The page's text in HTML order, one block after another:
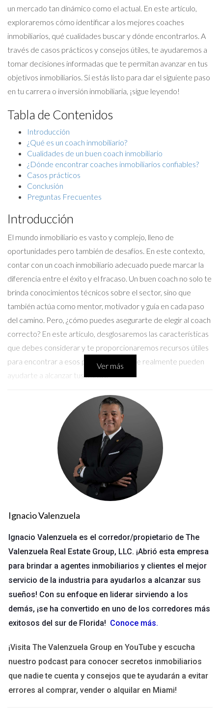
un mercado tan dinámico como el actual. En este artículo,
exploraremos cómo identificar a los mejores coaches
inmobiliarios, qué cualidades buscar y dónde encontrarlos. A
través de casos prácticos y consejos útiles, te ayudaremos a
tomar decisiones informadas que te permitan avanzar en tus
objetivos inmobiliarios. Si estás listo para dar el siguiente paso
en tu carrera o inversión inmobiliaria, ¡sigue leyendo!
Tabla de Contenidos
Introducción
¿Qué es un coach inmobiliario?
Cualidades de un buen coach inmobiliario
¿Dónde encontrar coaches inmobiliarios confiables?
Casos prácticos
Conclusión
Preguntas Frecuentes
Introducción
El mundo inmobiliario es vasto y complejo, lleno de
oportunidades pero también de desafíos. En este contexto,
contar con un coach inmobiliario adecuado puede marcar la
diferencia entre el éxito y el fracaso. Un buen coach no solo te
brinda conocimientos técnicos sobre el sector, sino que
también actúa como mentor, motivador y guía en cada paso
del camino. Pero, ¿cómo puedes asegurarte de elegir al coach
correcto? En este artículo, desglosaremos las características
que debes considerar y te proporcionaremos recursos útiles
para encontrar a esos profesionales que realmente pueden
ayudarte a alcanzar tus metas.
¿Qué es un coach inmobiliario?
Un coach inmobiliario es un profesional especializado en guiar
a personas interesadas en el sector inmobiliario, ya sea para
comprar, vender o invertir en propiedades. Su función
principal es ayudar a sus clientes a desarrollar habilidades,
establecer objetivos claros y diseñar estrategias efectivas
para alcanzar esos objetivos.
aprendizaje. Cada cliente tiene necesidades únicas y un buen
coach adaptará su enfoque para satisfacer esas necesidades
específicas. Esto incluye desde la formación en técnicas de
negociación hasta la comprensión de las tendencias del
mercado.
Cualidades de un buen coach
Identificar las cualidades que definen a un buen coach es
fundamental para hacer una elección informada. Aquí hay
algunas características clave que debes considerar:
Ver más
Ignacio Valenzuela
Ignacio Valenzuela es el corredor/propietario de The
Valenzuela Real Estate Group, LLC. ¡Abrió esta empresa
para brindar a agentes inmobiliarios y clientes el mejor
servicio de la industria para ayudarlos a alcanzar sus
sueños! Con su enfoque en liderar sirviendo a los
demás, ¡se ha convertido en uno de los corredores más
exitosos del sur de Florida! Conoce más.
¡Visita The Valenzuela Group en YouTube y escucha
nuestro podcast para conocer secretos inmobiliarios
que nadie te cuenta y consejos que te ayudarán a evitar
errores al comprar, vender o alquilar en Miami!